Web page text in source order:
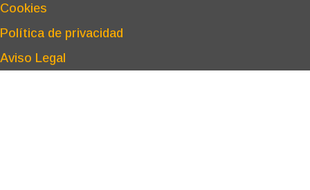
Cookies
Política de privacidad
Aviso Legal